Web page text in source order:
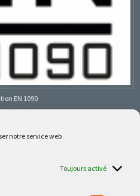
notre service web
Toujours activé
EN 1090